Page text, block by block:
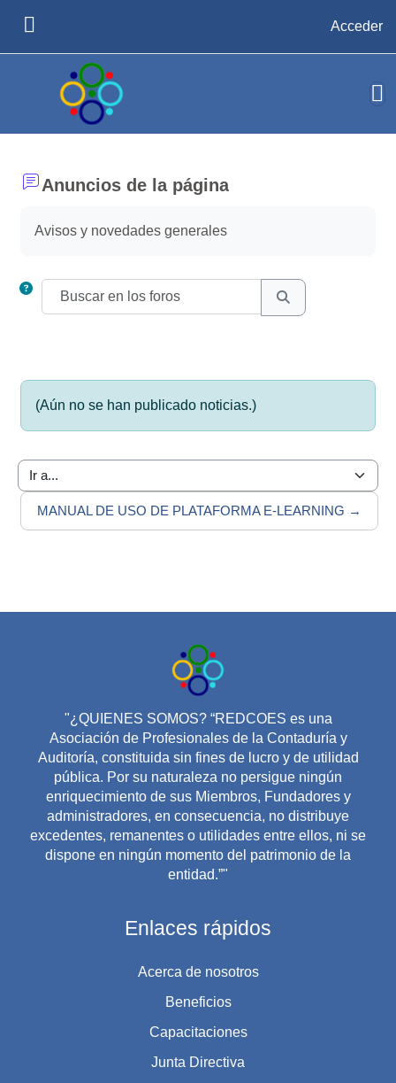
Acceder
Anuncios de la página
Avisos y novedades generales
Buscar en los foros
BUSCAR EN LOS
(Aún no se han publicado noticias.)
Ir a...
MANUAL DE USO DE PLATAFORMA E-LEARNING →
"¿QUIENES SOMOS? “REDCOES es una
Asociación de Profesionales de la Contaduría y
Auditoría, constituida sin fines de lucro y de utilidad
pública. Por su naturaleza no persigue ningún
enriquecimiento de sus Miembros, Fundadores y
administradores, en consecuencia, no distribuye
excedentes, remanentes o utilidades entre ellos, ni se
dispone en ningún momento del patrimonio de la
entidad.”"
Enlaces rápidos
Acerca de nosotros
Beneficios
Capacitaciones
Junta Directiva